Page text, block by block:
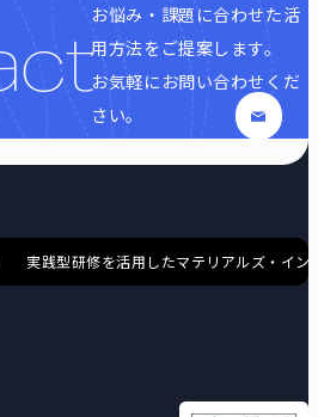
お悩み・課題に合わせた活
用方法をご提案します。
お気軽にお問い合わせくだ
さい。
実践型研修を活用したマテリアルズ・イ